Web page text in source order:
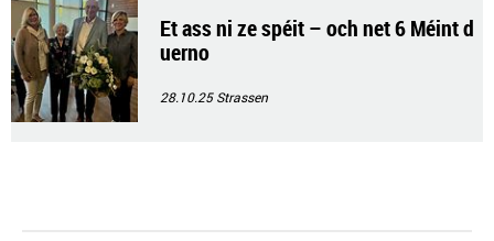
Et ass ni ze spéit – och net 6 Méint d
uerno
28.10.25Strassen